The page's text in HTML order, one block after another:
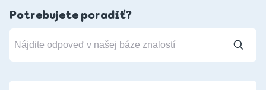
Potrebujete poradiť?